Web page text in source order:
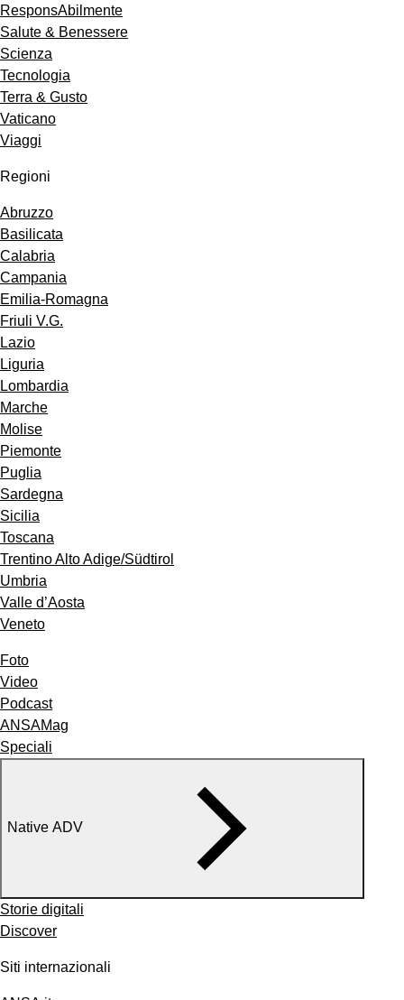
ResponsAbilmente
Salute & Benessere
Scienza
Tecnologia
Terra & Gusto
Vaticano
Viaggi
Regioni
Abruzzo
Basilicata
Calabria
Campania
Emilia-Romagna
Friuli V.G.
Lazio
Liguria
Lombardia
Marche
Molise
Piemonte
Puglia
Sardegna
Sicilia
Toscana
Trentino Alto Adige/Südtirol
Umbria
Valle d’Aosta
Veneto
Foto
Video
Podcast
ANSAMag
Speciali
Native ADV
Storie digitali
Discover
Siti internazionali